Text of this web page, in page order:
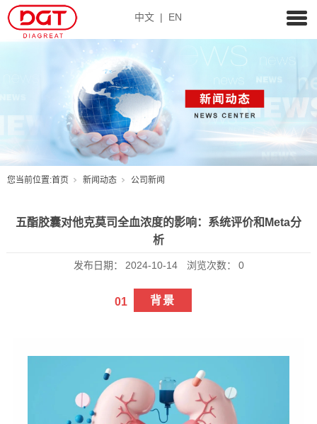
中文 | EN
您当前位置:首页 新闻动态 公司新闻
五酯胶囊对他克莫司全血浓度的影响：系统评价和Meta分
析
发布日期： 2024-10-14 浏览次数： 0
01 背景